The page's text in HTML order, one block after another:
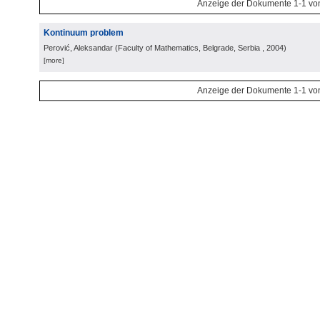
Anzeige der Dokumente 1-1
Kontinuum problem
Perović, Aleksandar (Faculty of Mathematics, Belgrade, Serbia , 2004)
[more]
Anzeige der Dokumente 1-1